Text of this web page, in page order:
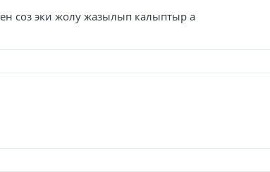
соз эки жолу жазылып калыптыр а